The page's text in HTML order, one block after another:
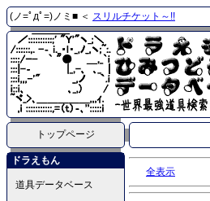
(ノ=ﾟдﾟ=)ノミ■ ＜ スリルチケット～!!
トップページ
ドラえもん
道具データベース
全表示